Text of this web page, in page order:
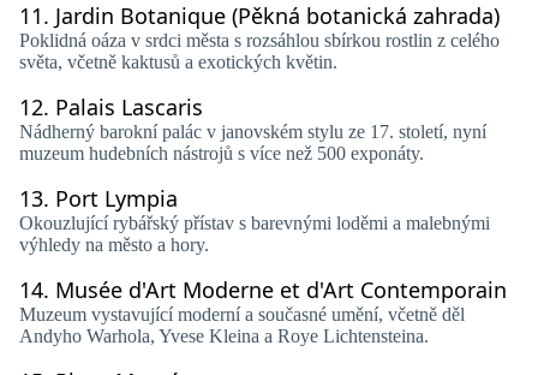
11. Jardin Botanique (Pěkná botanická zahrada)
Poklidná oáza v srdci města s rozsáhlou sbírkou rostlin z celého
světa, včetně kaktusů a exotických květin.
12. Palais Lascaris
Nádherný barokní palác v janovském stylu ze 17. století, nyní
muzeum hudebních nástrojů s více než 500 exponáty.
13. Port Lympia
Okouzlující rybářský přístav s barevnými loděmi a malebnými
výhledy na město a hory.
14. Musée d'Art Moderne et d'Art Contemporain
Muzeum vystavující moderní a současné umění, včetně děl
Andyho Warhola, Yvese Kleina a Roye Lichtensteina.